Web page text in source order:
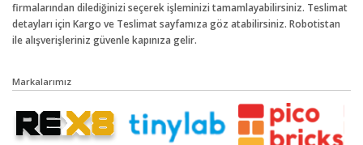
firmalarından dilediğinizi seçerek işleminizi tamamlayabilirsiniz. Teslimat
detayları için Kargo ve Teslimat sayfamıza göz atabilirsiniz. Robotistan
ile alışverişleriniz güvenle kapınıza gelir.
Markalarımız